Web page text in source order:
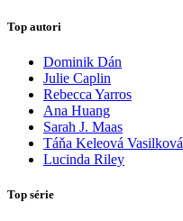
Top autori
Dominik Dán
Julie Caplin
Rebecca Yarros
Ana Huang
Sarah J. Maas
Táňa Keleová Vasilková
Lucinda Riley
Top série